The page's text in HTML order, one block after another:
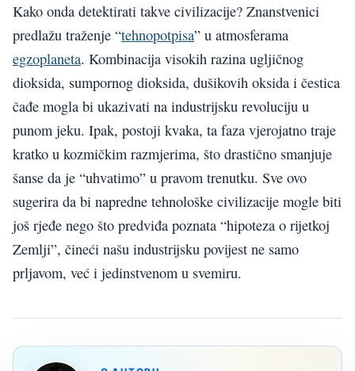
Kako onda detektirati takve civilizacije? Znanstvenici
predlažu traženje “tehnopotpisa” u atmosferama
egzoplaneta. Kombinacija visokih razina ugljičnog
dioksida, sumpornog dioksida, dušikovih oksida i čestica
čađe mogla bi ukazivati na industrijsku revoluciju u
punom jeku. Ipak, postoji kvaka, ta faza vjerojatno traje
kratko u kozmičkim razmjerima, što drastično smanjuje
šanse da je “uhvatimo” u pravom trenutku. Sve ovo
sugerira da bi napredne tehnološke civilizacije mogle biti
još rjeđe nego što predviđa poznata “hipoteza o rijetkoj
Zemlji”, čineći našu industrijsku povijest ne samo
prljavom, već i jedinstvenom u svemiru.